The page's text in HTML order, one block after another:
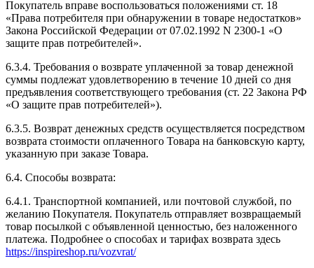
Покупатель вправе воспользоваться положениями ст. 18
«Права потребителя при обнаружении в товаре недостатков»
Закона Российской Федерации от 07.02.1992 N 2300-1 «О
защите прав потребителей».
6.3.4. Требования о возврате уплаченной за товар денежной
суммы подлежат удовлетворению в течение 10 дней со дня
предъявления соответствующего требования (ст. 22 Закона РФ
«О защите прав потребителей»).
6.3.5. Возврат денежных средств осуществляется посредством
возврата стоимости оплаченного Товара на банковскую карту,
указанную при заказе Товара.
6.4. Способы возврата:
6.4.1. Транспортной компанией, или почтовой службой, по
желанию Покупателя. Покупатель отправляет возвращаемый
товар посылкой с объявленной ценностью, без наложенного
платежа. Подробнее о способах и тарифах возврата здесь
https://inspireshop.ru/vozvrat/